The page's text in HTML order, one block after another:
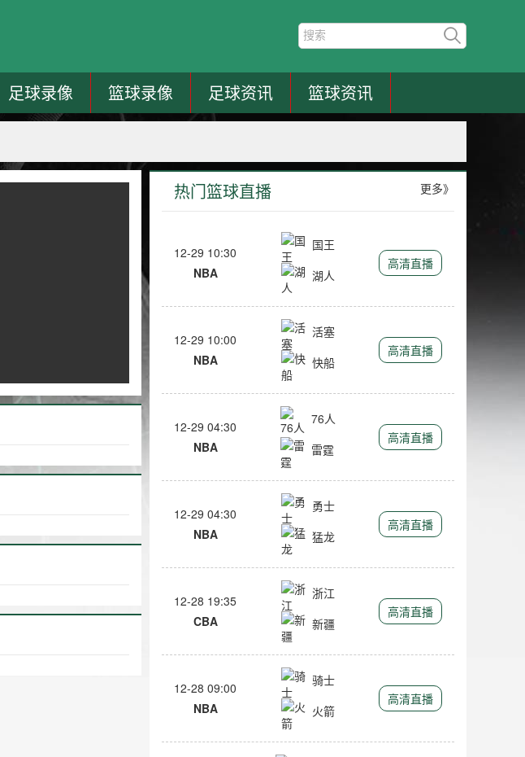
足球录像 篮球录像 足球资讯 篮球资讯
热门篮球直播 更多》
12-29 10:30
NBA
国王
湖人
高清直播
12-29 10:00
NBA
活塞
快船
高清直播
12-29 04:30
NBA
76人
雷霆
高清直播
12-29 04:30
NBA
勇士
猛龙
高清直播
12-28 19:35
CBA
浙江
新疆
高清直播
12-28 09:00
NBA
骑士
火箭
高清直播